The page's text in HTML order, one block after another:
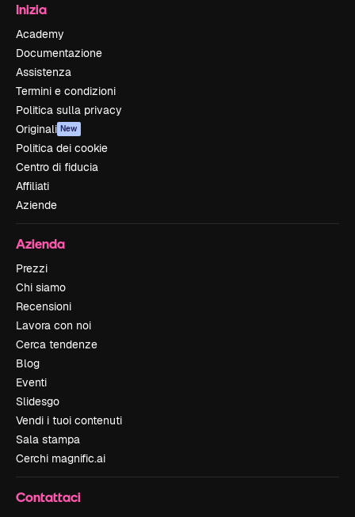
Inizia
Academy
Documentazione
Assistenza
Termini e condizioni
Politica sulla privacy
Originali New
Politica dei cookie
Centro di fiducia
Affiliati
Aziende
Azienda
Prezzi
Chi siamo
Recensioni
Lavora con noi
Cerca tendenze
Blog
Eventi
Slidesgo
Vendi i tuoi contenuti
Sala stampa
Cerchi magnific.ai
Contattaci